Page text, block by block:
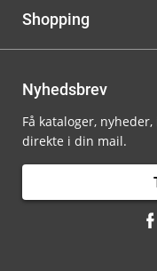
Shopping
Nyhedsbrev
Få kataloger,
direkte i din mail.